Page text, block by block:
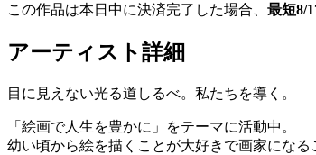
この作品は本日中に決済完了した場合、 最短8/
アーティスト詳細
目に見えない光る道しるべ。私たちを導く。
「絵画で人生を豊かに」をテーマに活動中。
幼い頃から絵を描くことが大好きで画家になる